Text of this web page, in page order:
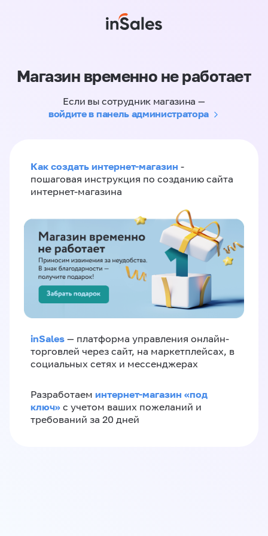
Магазин временно не работает
Если вы сотрудник магазина —
войдите в панель администратора
Как создать интернет-магазин -
пошаговая инструкция по созданию сайта
интернет-магазина
inSales — платформа управления онлайн-
торговлей через сайт, на маркетплейсах, в
социальных сетях и мессенджерах
Разработаем интернет-магазин «‎под
ключ»‎ с учетом ваших пожеланий и
требований за 20 дней